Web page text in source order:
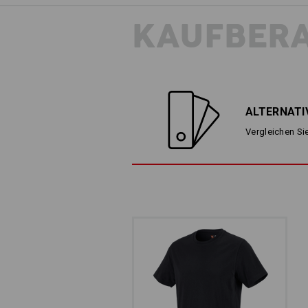
Vergleichen